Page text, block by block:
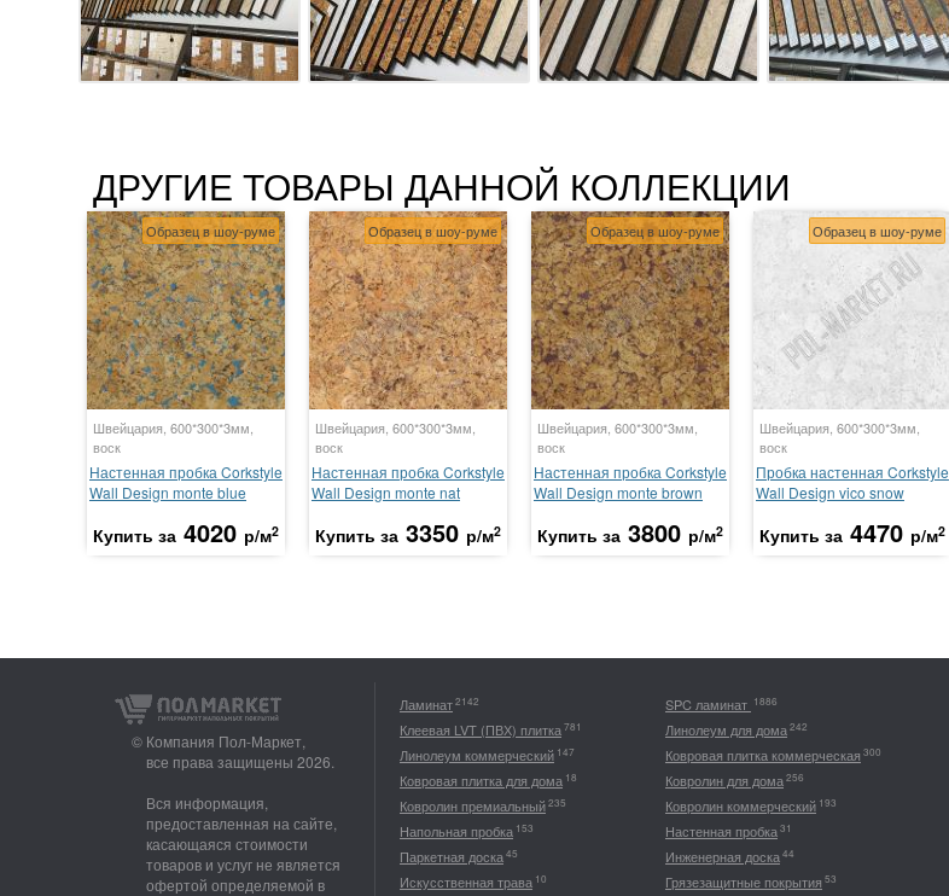
ДРУГИЕ ТОВАРЫ ДАННОЙ КОЛЛЕКЦИИ
Образец в шоу-руме
Швейцария, 600*300*3мм,
воск
Настенная пробка Corkstyle
Wall Design monte blue
Купить за 4020 р/м2
Образец в шоу-руме
Швейцария, 600*300*3мм,
воск
Настенная пробка Corkstyle
Wall Design monte nat
Купить за 3350 р/м2
Образец в шоу-руме
Швейцария, 600*300*3мм,
воск
Настенная пробка Corkstyle
Wall Design monte brown
Купить за 3800 р/м2
Образец в шоу-руме
Швейцария, 600*300*3мм,
воск
Пробка настенная Corkstyle
Wall Design vico snow
Купить за 4470 р/м2
© Компания Пол-Маркет,
все права защищены 2026.
Вся информация,
предоставленная на сайте,
касающаяся стоимости
товаров и услуг не является
офертой определяемой в
Ламинат2142 SPC ламинат 1886
Клеевая LVT (ПВХ) плитка781 Линолеум для дома242
Линолеум коммерческий 147 Ковровая плитка коммерческая 300
Ковровая плитка для дома 18 Ковролин для дома256
Ковролин премиальный235 Ковролин коммерческий 193
Напольная пробка 153 Настенная пробка31
Паркетная доска45 Инженерная доска44
Искусственная трава 10 Грязезащитные покрытия 53